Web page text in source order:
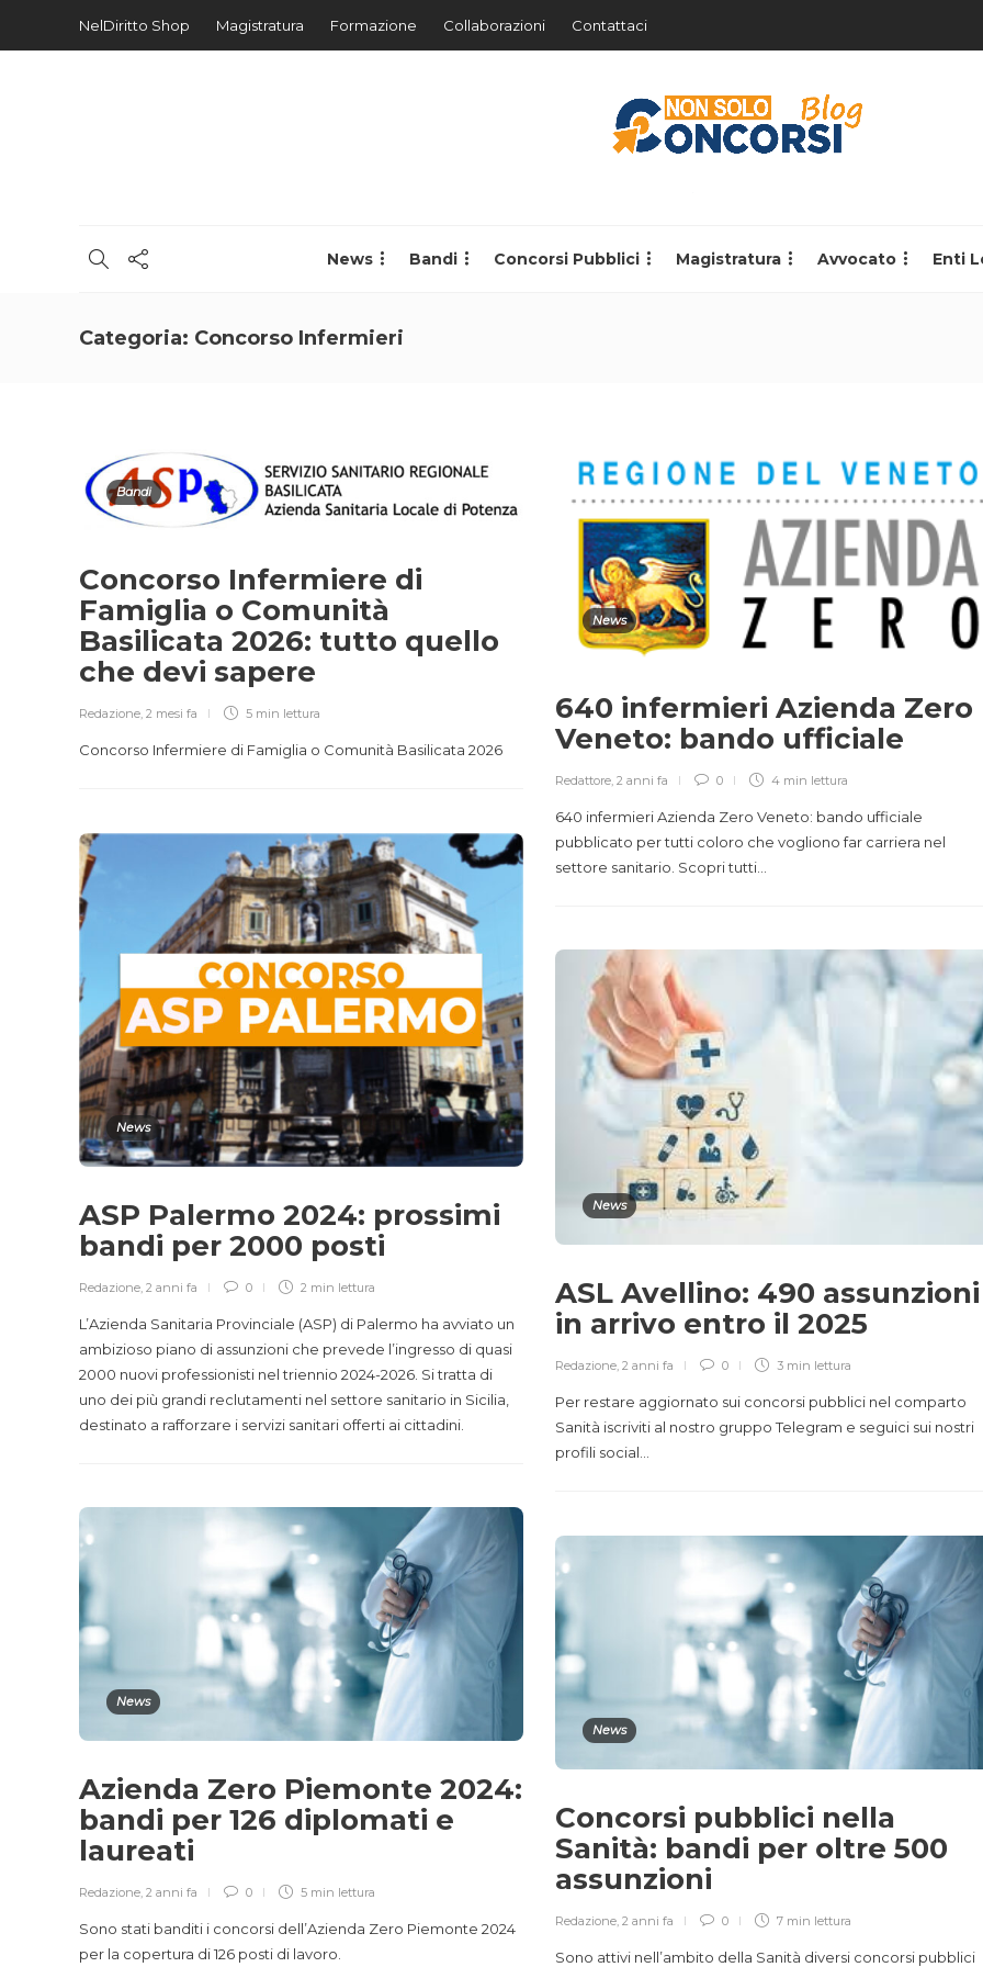
NelDiritto Shop Magistratura Formazione Collaborazioni Contattaci
News Bandi Concorsi Pubblici Magistratura Avvocato Enti
Categoria: Concorso Infermieri
Bandi
Concorso Infermiere di
Famiglia o Comunità
Basilicata 2026: tutto quello
che devi sapere
Redazione, 2 mesi fa 5 min lettura
Concorso Infermiere di Famiglia o Comunità Basilicata 2026
News
640 infermieri Azienda Zero
Veneto: bando ufficiale
Redattore 2 anni fa 0 4 min lettura
640 infermieri Azienda Zero Veneto: bando ufficiale
pubblicato per tutti coloro che vogliono far carriera nel
settore sanitario. Scopri tutti…
News
ASP Palermo 2024: prossimi
bandi per 2000 posti
Redazione 2 anni fa 0 2 min lettura
L’Azienda Sanitaria Provinciale (ASP) di Palermo ha avviato un
ambizioso piano di assunzioni che prevede l’ingresso di quasi
2000 nuovi professionisti nel triennio 2024-2026. Si tratta di
uno dei più grandi reclutamenti nel settore sanitario in Sicilia,
destinato a rafforzare i servizi sanitari offerti ai cittadini.
News
ASL Avellino: 490 assunzioni
in arrivo entro il 2025
Redazione, 2 anni fa 0 3 min lettura
Per restare aggiornato sui concorsi pubblici nel comparto
Sanità iscriviti al nostro gruppo Telegram e seguici sui nostri
profili social…
News
Azienda Zero Piemonte 2024:
bandi per 126 diplomati e
laureati
Redazione, 2 anni fa 0 5 min lettura
Sono stati banditi i concorsi dell’Azienda Zero Piemonte 2024
per la copertura di 126 posti di lavoro.
News
Concorsi pubblici nella
Sanità: bandi per oltre 500
assunzioni
Redazione, 2 anni fa 0 7 min lettura
Sono attivi nell’ambito della Sanità diversi concorsi pubblici